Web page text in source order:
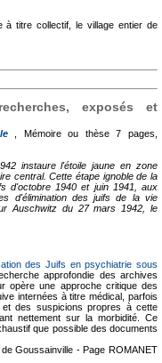
à titre collectif, le village entier de
exposés et
, Mémoire ou thèse
7 pages,
instaure l'étoile jaune en zone
central. Cette étape ignoble de la
d'octobre 1940 et juin 1941, aux
d'élimination des juifs de la vie
Auschwitz du 27 mars 1942, le
des Juifs en psychiatrie sous
approfondie des archives
opère une approche critique des
internées à titre médical, parfois
des suspicions propres à cette
nettement sur la morbidité. Ce
que possible des documents
Goussainville - Page ROMANET